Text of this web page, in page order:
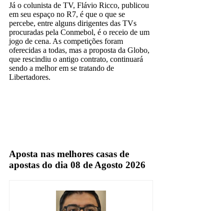
Já o colunista de TV, Flávio Ricco, publicou
em seu espaço no R7, é que o que se
percebe, entre alguns dirigentes das TVs
procuradas pela Conmebol, é o receio de um
jogo de cena. As competições foram
oferecidas a todas, mas a proposta da Globo,
que rescindiu o antigo contrato, continuará
sendo a melhor em se tratando de
Libertadores.
Aposta nas melhores casas de
apostas do dia 08 de Agosto 2026